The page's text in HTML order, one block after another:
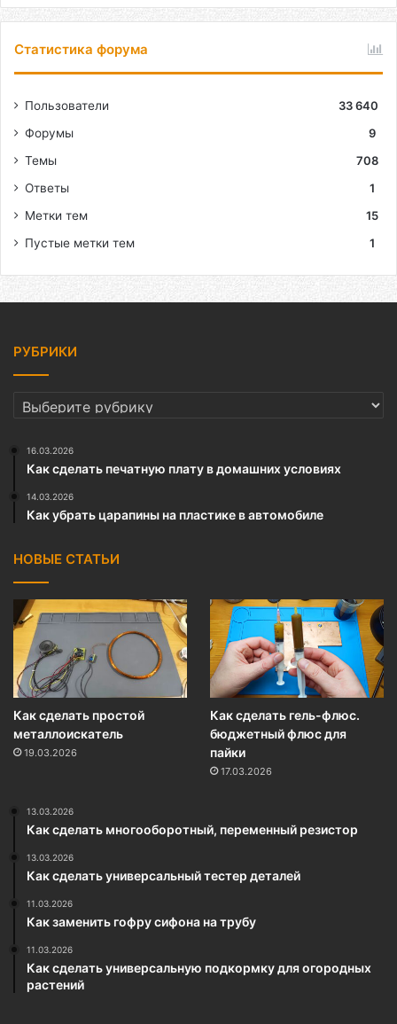
Статистика форума
Пользователи
33 640
Форумы
9
Темы
708
Ответы
1
Метки тем
15
Пустые метки тем
1
РУБРИКИ
РУБРИКИ
16.03.2026
Как сделать печатную плату в домашних условиях
14.03.2026
Как убрать царапины на пластике в автомобиле
НОВЫЕ СТАТЬИ
Как сделать простой
металлоискатель
19.03.2026
Как сделать гель-флюс.
бюджетный флюс для
пайки
17.03.2026
13.03.2026
Как сделать многооборотный, переменный резистор
13.03.2026
Как сделать универсальный тестер деталей
11.03.2026
Как заменить гофру сифона на трубу
11.03.2026
Как сделать универсальную подкормку для огородных
растений